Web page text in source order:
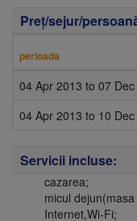
Preţ/sejur/
perioada
04 Apr 2013 to 07
04 Apr 2013 to 10
Servicii incluse:
cazarea;
micul
Internet,Wi-Fi;